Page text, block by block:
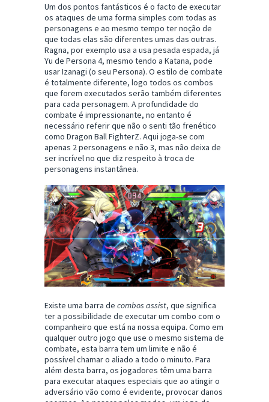
Um dos pontos fantásticos é o facto de executar
os ataques de uma forma simples com todas as
personagens e ao mesmo tempo ter noção de
que todas elas são diferentes umas das outras.
Ragna, por exemplo usa a usa pesada espada, já
Yu de Persona 4, mesmo tendo a Katana, pode
usar Izanagi (o seu Persona). O estilo de combate
é totalmente diferente, logo todos os combos
que forem executados serão também diferentes
para cada personagem. A profundidade do
combate é impressionante, no entanto é
necessário referir que não o senti tão frenético
como Dragon Ball FighterZ. Aqui joga-se com
apenas 2 personagens e não 3, mas não deixa de
ser incrível no que diz respeito à troca de
personagens instantânea.
Existe uma barra de combos assist, que significa
ter a possibilidade de executar um combo com o
companheiro que está na nossa equipa. Como em
qualquer outro jogo que use o mesmo sistema de
combate, esta barra tem um limite e não é
possível chamar o aliado a todo o minuto. Para
além desta barra, os jogadores têm uma barra
para executar ataques especiais que ao atingir o
adversário vão como é evidente, provocar danos